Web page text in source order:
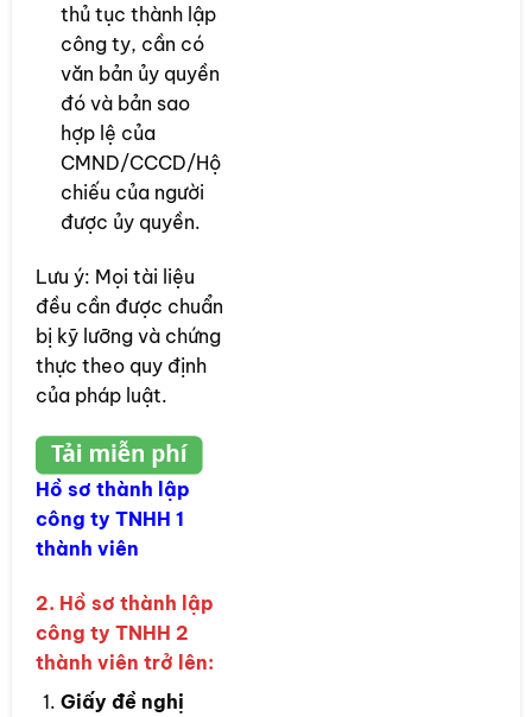
thủ tục thành lập
công ty, cần có
văn bản ủy quyền
đó và bản sao
hợp lệ của
CMND/CCCD/Hộ
chiếu của người
được ủy quyền.
Lưu ý: Mọi tài liệu
đều cần được chuẩn
bị kỹ lưỡng và chứng
thực theo quy định
của pháp luật.
Hồ sơ thành lập
công ty TNHH 1
thành viên
2. Hồ sơ thành lập
công ty TNHH 2
thành viên trở lên:
Giấy đề nghị